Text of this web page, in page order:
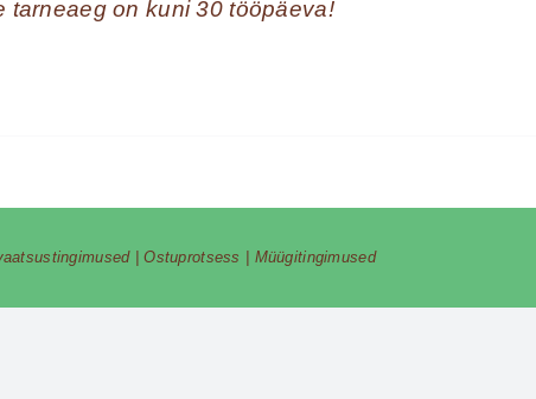
tarneaeg on kuni 30 tööpäeva!
|Ostuprotsess Müügitingimused